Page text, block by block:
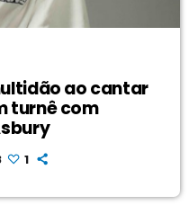
ao cantar
turnê com
1